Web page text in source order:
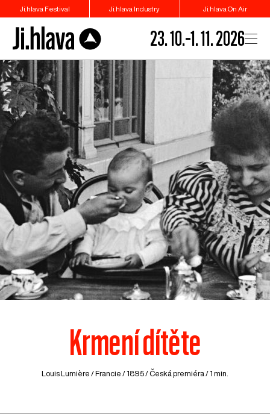
Ji.hlava Festival Ji.hlava Industry Ji.hlava On Air
23. 10.–1. 11. 2026
Krmení dítěte
Louis Lumière / Francie / 1895 / Česká premiéra / 1 min.